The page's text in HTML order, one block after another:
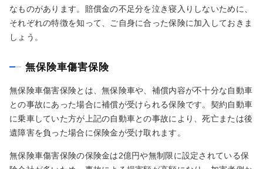
なものがあります。賠償金の不足分を泣き寝入りしないために、
それぞれの特徴を知って、ご自身に合った保険に加入しておきま
しょう。
無保険車傷害保険
無保険車傷害保険とは、無保険車や、補償内容が不十分な自動車
との事故にあった場合に補償が受けられる保険です。契約自動車
に乗車していた方が上記の自動車との事故により、死亡または後
遺障害を負った場合に保険金が受け取れます。
無保険車傷害保険の保険金は2億円や無制限に設定されている保